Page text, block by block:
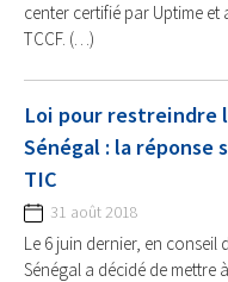
center certifié par Uptime et
TCCF. (…)
Loi pour restreindre
Sénégal : la réponse
TIC
31 août 2018
Le 6 juin dernier, en conseil
Sénégal a décidé de mettre